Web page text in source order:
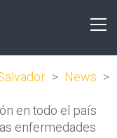
> News >
en todo el país
enfermedades